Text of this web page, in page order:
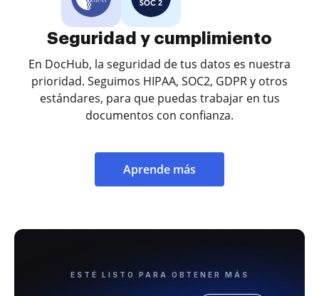
Seguridad y cumplimiento
En DocHub, la seguridad de tus datos es nuestra
prioridad. Seguimos HIPAA, SOC2, GDPR y otros
estándares, para que puedas trabajar en tus
documentos con confianza.
Aprende más
ESTÉ LISTO PARA OBTENER MÁS